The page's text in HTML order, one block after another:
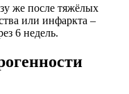
же после тяжёлых
или инфаркта –
6 недель.